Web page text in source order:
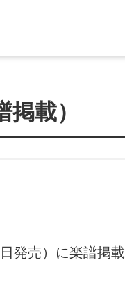
載）
発売）に楽譜掲載